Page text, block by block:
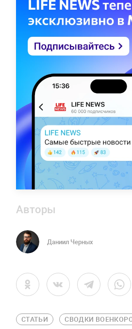
Авторы
Даниил Черных
СТАТЬИ СВОДКИ